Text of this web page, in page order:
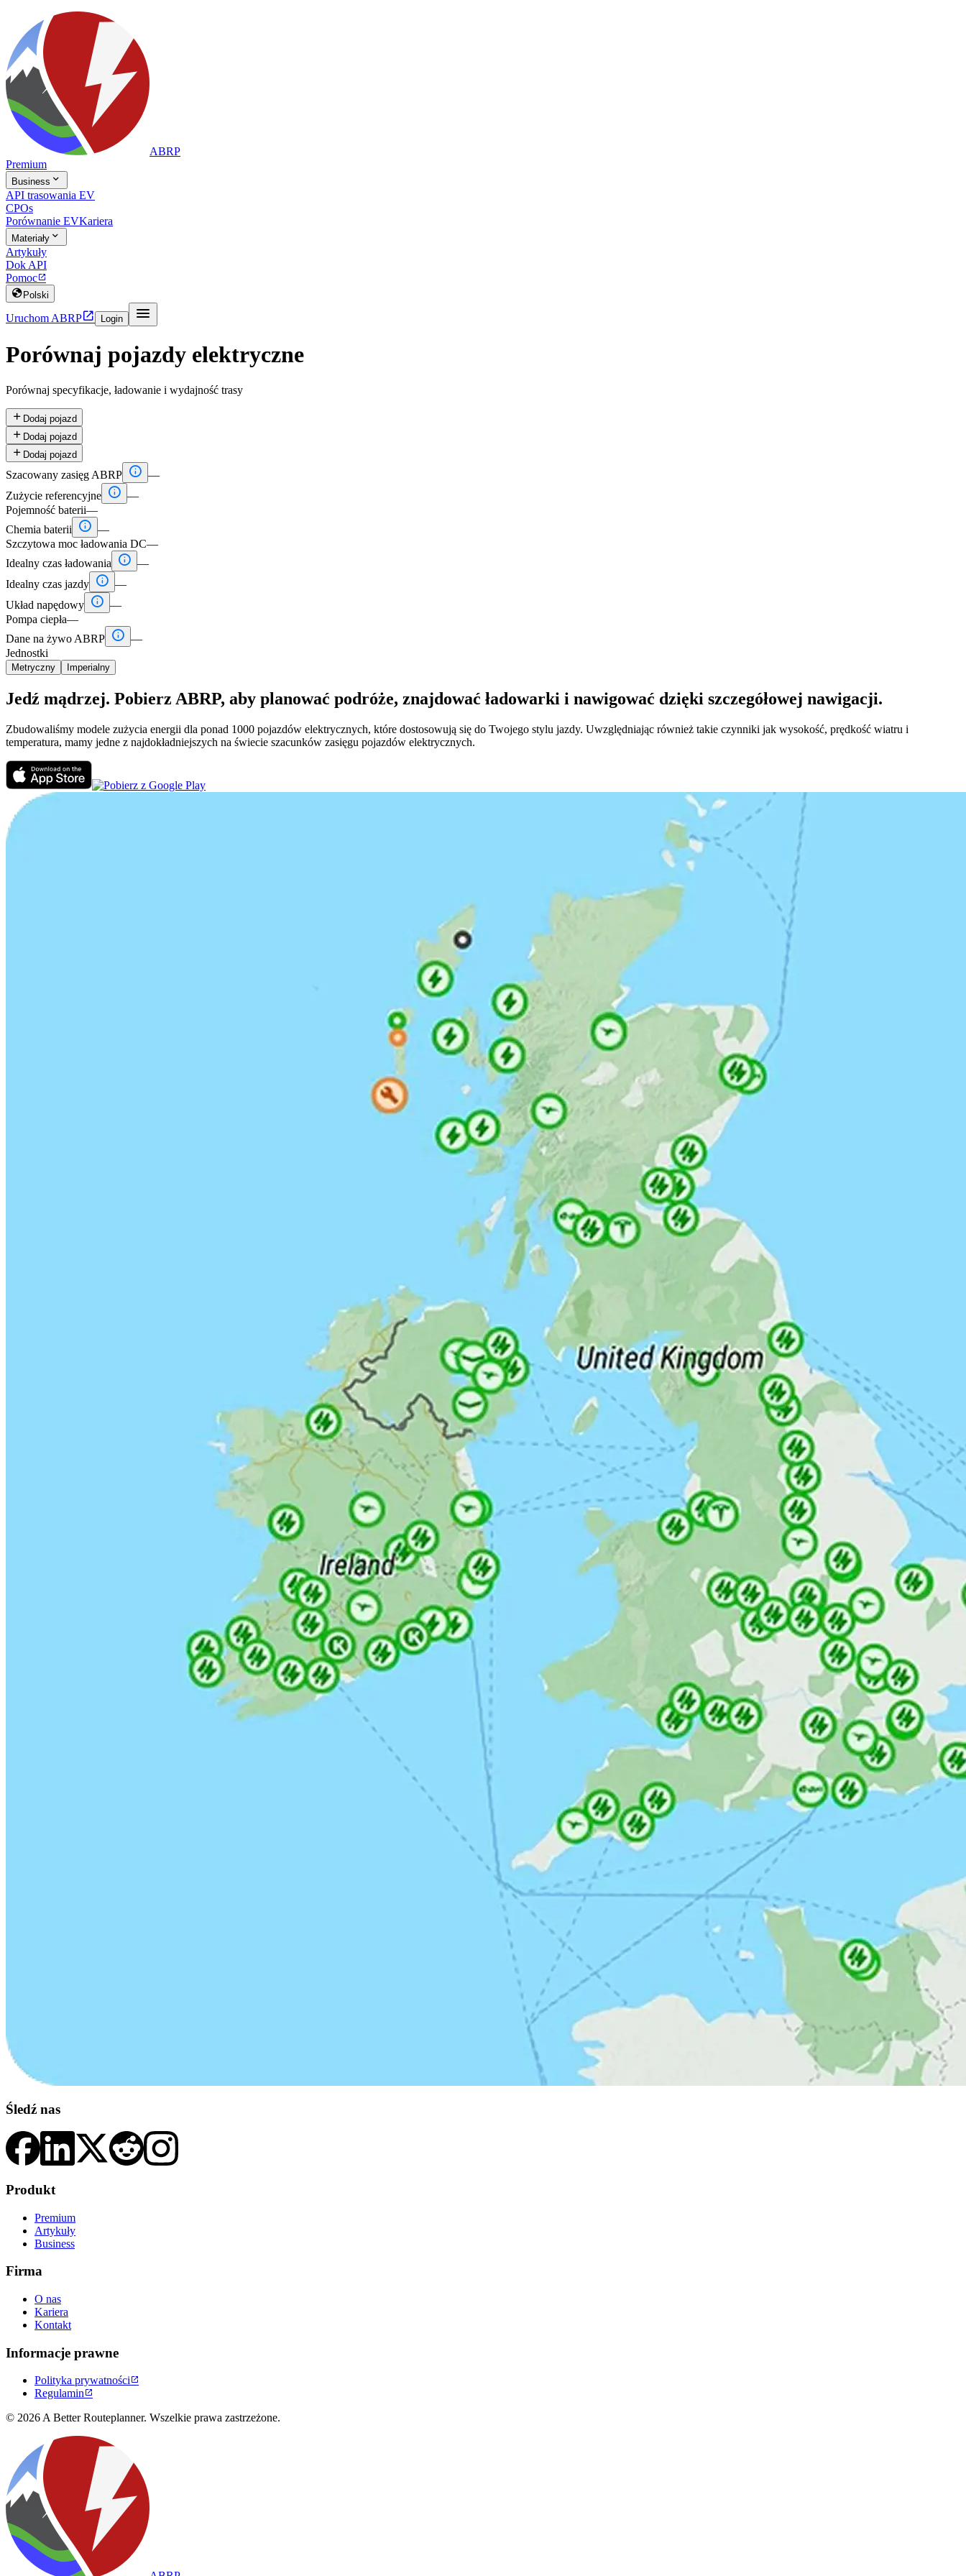
ABRP
Premium
Business 
API trasowania EV
CPOs
Porównanie EVKariera
Materiały 
Artykuły
Dok API
Pomoc
 Polski
Uruchom ABRP Login 
Porównaj pojazdy elektryczne
Porównaj specyfikacje, ładowanie i wydajność trasy
 Dodaj pojazd
 Dodaj pojazd
 Dodaj pojazd
Szacowany zasięg ABRP  —
Zużycie referencyjne  —
Pojemność baterii—
Chemia baterii
 —
Szczytowa moc ładowania DC—
Idealny czas ładowania
 —
Idealny czas jazdy  —
Układ napędowy  —
Pompa ciepła—
Dane na żywo ABRP  —
Jednostki
Metryczny Imperialny
Jedź mądrzej. Pobierz ABRP, aby planować podróże, znajdować ładowarki i nawigować dzięki szczegółowej nawigacji.
Zbudowaliśmy modele zużycia energii dla ponad 1000 pojazdów elektrycznych, które dostosowują się do Twojego stylu jazdy. Uwzględniając również takie czynniki jak wysokość, prędkość wiatru i
temperatura, mamy jedne z najdokładniejszych na świecie szacunków zasięgu pojazdów elektrycznych.
Śledź nas
Produkt
Premium
Artykuły
Business
Firma
O nas
Kariera
Kontakt
Informacje prawne
Polityka prywatności
Regulamin
© 2026 A Better Routeplanner. Wszelkie prawa zastrzeżone.